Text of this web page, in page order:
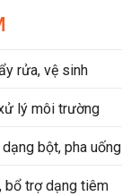
rửa, vệ sinh
lý môi trường
bột, pha uống
bổ trợ dạng tiêm